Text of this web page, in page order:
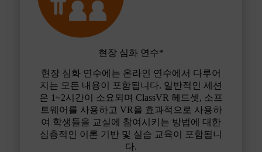
현장 심화 연수*
현장 심화 연수에는 온라인 연수에서 다루어
지는 모든 내용이 포함됩니다. 일반적인 세션
은 1~2시간이 소요되며 ClassVR 헤드셋, 소프
트웨어를 사용하고 VR을 효과적으로 사용하
여 학생들을 교실에 참여시키는 방법에 대한
심층적인 이론 기반 및 실습 교육이 포함됩니
다.